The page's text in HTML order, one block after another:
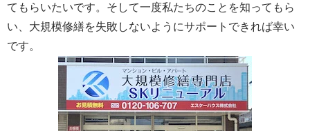
てもらいたいです。そして一度私たちのことを知ってもら
い、大規模修繕を失敗しないようにサポートできれば幸い
です。